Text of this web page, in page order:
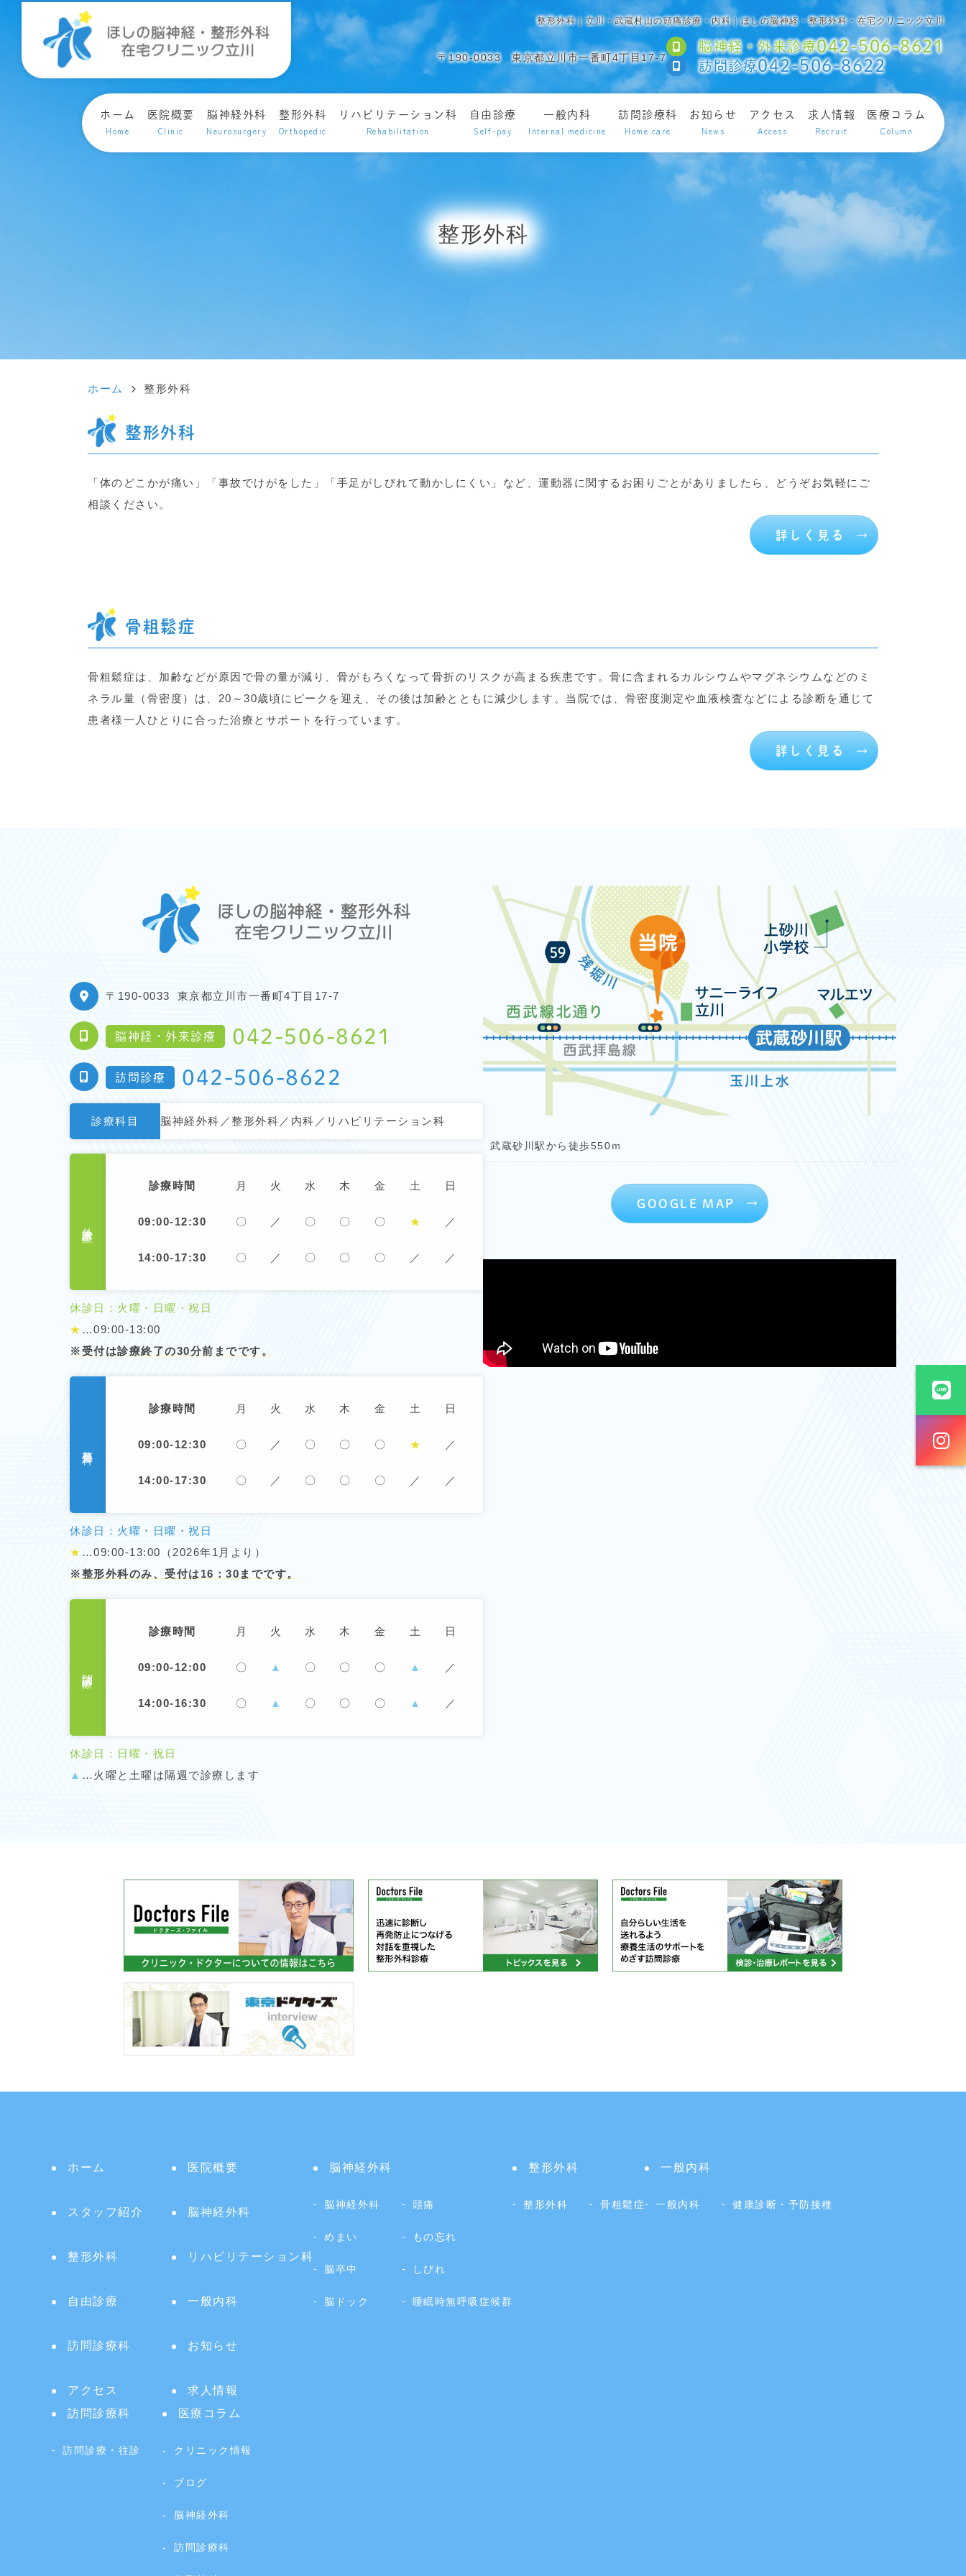
整形外科｜立川・武蔵村山の頭痛診療・内科｜ほしの脳神経・整形外科・在宅クリニック立川
〒190-0033 東京都立川市一番町4丁目17-7
脳神経・外来診療042-506-8621
訪問診療042-506-8622
ホーム
Home
医院概要
Clinic
脳神経外科
Neurosurgery
整形外科
Orthopedic
リハビリテーション科
Rehabilitation
自由診療
Self-pay
一般内科
Internal medicine
訪問診療科
Home care
お知らせ
News
アクセス
Access
求人情報
Recruit
医療コラム
Column
整形外科
ホーム 整形外科
整形外科
「体のどこかが痛い」「事故でけがをした」「手足がしびれて動かしにくい」など、運動器に関するお困りごとがありましたら、どうぞお気軽にご
相談ください。
詳しく見る
骨粗鬆症
骨粗鬆症は、加齢などが原因で骨の量が減り、骨がもろくなって骨折のリスクが高まる疾患です。骨に含まれるカルシウムやマグネシウムなどのミ
ネラル量（骨密度）は、20～30歳頃にピークを迎え、その後は加齢とともに減少します。当院では、骨密度測定や血液検査などによる診断を通じて
患者様一人ひとりに合った治療とサポートを行っています。
詳しく見る
〒190-0033 東京都立川市一番町4丁目17-7
脳神経・外来診療 042-506-8621
訪問診療 042-506-8622
診療科目 脳神経外科／整形外科／内科／リハビリテーション科
診療時間 月 火 水 木 金 土 日
09:00-12:30 〇 ／ 〇 〇 〇 ★ ／
14:00-17:30 〇 ／ 〇 〇 〇 ／ ／
休診日：火曜・日曜・祝日
★ …09:00-13:00
※受付は診療終了の30分前までです。
診療時間 月 火 水 木 金 土 日
09:00-12:30 〇 ／ 〇 〇 〇 ★ ／
14:00-17:30 〇 ／ 〇 〇 〇 ／ ／
休診日：火曜・日曜・祝日
★ …09:00-13:00（2026年1月より）
※整形外科のみ、受付は16：30までです。
診療時間 月 火 水 木 金 土 日
09:00-12:00 〇 ▲ 〇 〇 〇 ▲ ／
14:00-16:30 〇 ▲ 〇 〇 〇 ▲ ／
休診日：日曜・祝日
▲ …火曜と土曜は隔週で診療します
武蔵砂川駅から徒歩550ｍ
GOOGLE MAP
ホーム 医院概要
スタッフ紹介 脳神経外科
整形外科 リハビリテーション科
自由診療 一般内科
訪問診療科 お知らせ
アクセス 求人情報
脳神経外科
脳神経外科 頭痛
めまい もの忘れ
脳卒中 しびれ
脳ドック 睡眠時無呼吸症候群
整形外科
整形外科 骨粗鬆症
一般内科
一般内科 健康診断・予防接種
訪問診療科
訪問診療・往診
医療コラム
クリニック情報
ブログ
脳神経外科
訪問診療科